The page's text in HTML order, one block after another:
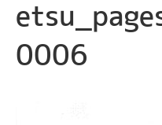
0006